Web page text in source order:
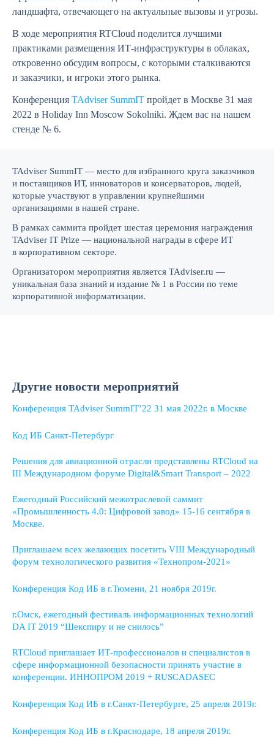
ландшафта, отвечающего на актуальные вызовы и угрозы.
В ходе мероприятия RTCloud поделится лучшими
практиками размещения ИТ-инфраструктуры в облаках,
откровенно обсудим вопросы, с которыми сталкиваются
и заказчики, и игроки этого рынка.
Конференция TAdviser SummIT пройдет в Москве 31 мая
2022 в Holiday Inn Moscow Sokolniki. Ждем вас на нашем
стенде № 6.
TAdviser SummIT — место для избранного круга заказчиков
и поставщиков ИТ, инноваторов и консерваторов, людей,
которые участвуют в управлении крупнейшими
организациями в нашей стране.
В рамках саммита пройдет шестая церемония награждения
TAdviser IT Prize — национальной награды в сфере ИТ
в корпоративном секторе.
Организатором мероприятия является TAdviser.ru —
уникальная база знаний и издание № 1 в России по теме
корпоративной информатизации.
Другие новости мероприятий
Конференция TAdviser SummIT’22 31 мая 2022г. в Москве
Код ИБ Санкт-Петербург
Решения для авиационной отрасли представлены RTCloud на
III Международном форуме Digital&Smart Transport – 2022
Ежегодный Российский межотраслевой саммит
«Промышленность 4.0: Цифровой завод» 15-16 сентября в
Москве.
Приглашаем всех желающих посетить VIII Международный
форум технологического развития «Технопром-2021»
Конференция Код ИБ в г.Тюмени, 21 ноября 2019г.
г.Омск, ежегодный фестиваль информационных технологий
DA IT 2019 “Шекспиру и не снилось”
RTCloud приглашает ИТ-профессионалов и специалистов в
сфере информационной безопасности принять участие в
конференции. ИННОПРОМ 2019 + RUSCADASEC
Конференция Код ИБ в г.Санкт-Петербурге, 25 апреля 2019г.
Конференция Код ИБ в г.Краснодаре, 18 апреля 2019г.